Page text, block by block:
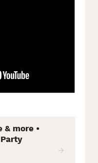
& more •